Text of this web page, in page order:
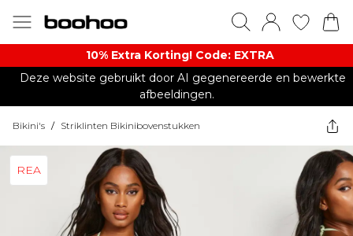
10% Extra Korting! Code: EXTRA​
Deze website gebruikt door AI gegenereerde en bewerkte
afbeeldingen.
Bikini's / Striklinten Bikinibovenstukken
REA